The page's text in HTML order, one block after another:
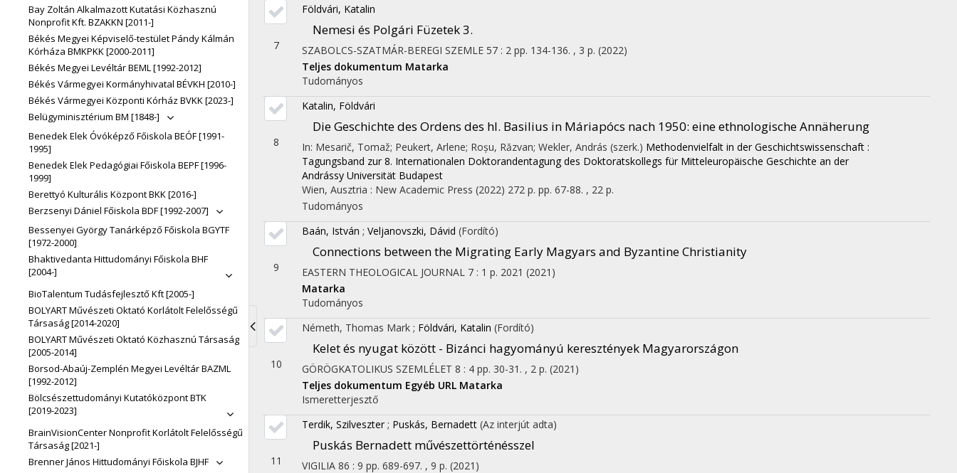
Toggle
navigation
Bay Zoltán Alkalmazott Kutatási Közhasznú
Nonprofit Kft. BZAKKN [2011-]
Békés Megyei Képviselő-testület Pándy Kálmán
Kórháza BMKPKK [2000-2011]
Békés Megyei Levéltár BEML [1992-2012]
Békés Vármegyei Kormányhivatal BÉVKH [2010-]
Békés Vármegyei Központi Kórház BVKK [2023-]
Belügyminisztérium BM [1848-]
Benedek Elek Óvóképző Főiskola BEÓF [1991-
1995]
Benedek Elek Pedagógiai Főiskola BEPF [1996-
1999]
Berettyó Kulturális Központ BKK [2016-]
Berzsenyi Dániel Főiskola BDF [1992-2007]
Bessenyei György Tanárképző Főiskola BGYTF
[1972-2000]
Bhaktivedanta Hittudományi Főiskola BHF
[2004-]
BioTalentum Tudásfejlesztő Kft [2005-]
BOLYART Művészeti Oktató Korlátolt Felelősségű
Társaság [2014-2020]
BOLYART Művészeti Oktató Közhasznú Társaság
[2005-2014]
Borsod-Abaúj-Zemplén Megyei Levéltár BAZML
[1992-2012]
Bölcsészettudományi Kutatóközpont BTK
[2019-2023]
BrainVisionCenter Nonprofit Korlátolt Felelősségű
Társaság [2021-]
Brenner János Hittudományi Főiskola BJHF
7
Földvári, Katalin
Nemesi és Polgári Füzetek 3.
SZABOLCS-SZATMÁR-BEREGI SZEMLE 57 : 2 pp. 134-136. , 3 p. (2022)
Teljes dokumentum Matarka
Tudományos
8
Katalin, Földvári
Die Geschichte des Ordens des hl. Basilius in Máriapócs nach 1950: eine ethnologische Annäherung
In: Mesarič, Tomaž; Peukert, Arlene; Roșu, Răzvan; Wekler, András (szerk.) Methodenvielfalt in der Geschichtswissenschaft :
Tagungsband zur 8. Internationalen Doktorandentagung des Doktoratskollegs für Mitteleuropäische Geschichte an der
Andrássy Universität Budapest
Wien, Ausztria : New Academic Press (2022) 272 p. pp. 67-88. , 22 p.
Tudományos
9
Baán, István ; Veljanovszki, Dávid (Fordító)
Connections between the Migrating Early Magyars and Byzantine Christianity
EASTERN THEOLOGICAL JOURNAL 7 : 1 p. 2021 (2021)
Matarka
Tudományos
10
Németh, Thomas Mark ; Földvári, Katalin (Fordító)
Kelet és nyugat között - Bizánci hagyományú keresztények Magyarországon
GÖRÖGKATOLIKUS SZEMLÉLET 8 : 4 pp. 30-31. , 2 p. (2021)
Teljes dokumentum Egyéb URL Matarka
Ismeretterjesztő
11
Terdik, Szilveszter ; Puskás, Bernadett (Az interjút adta)
Puskás Bernadett művészettörténésszel
VIGILIA 86 : 9 pp. 689-697. , 9 p. (2021)